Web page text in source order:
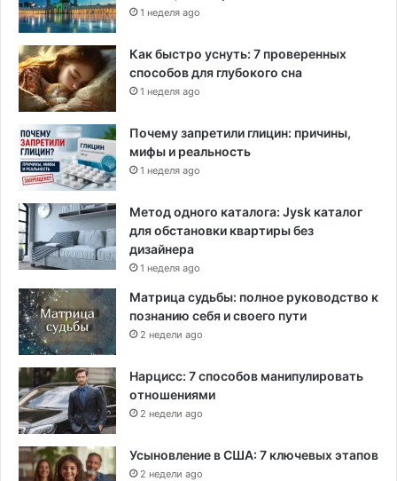
1 неделя ago
Как быстро уснуть: 7 проверенных
способов для глубокого сна
1 неделя ago
Почему запретили глицин: причины,
мифы и реальность
1 неделя ago
Метод одного каталога: Jysk каталог
для обстановки квартиры без
дизайнера
1 неделя ago
Матрица судьбы: полное руководство к
познанию себя и своего пути
2 недели ago
Нарцисс: 7 способов манипулировать
отношениями
2 недели ago
Усыновление в США: 7 ключевых этапов
2 недели ago